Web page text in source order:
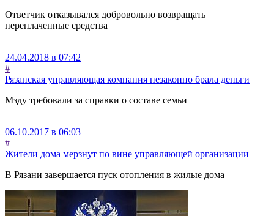
Ответчик отказывался добровольно возвращать
переплаченные средства
24.04.2018 в 07:42
#
Рязанская управляющая компания незаконно брала деньги
Мзду требовали за справки о составе семьи
06.10.2017 в 06:03
#
Жители дома мерзнут по вине управляющей организации
В Рязани завершается пуск отопления в жилые дома